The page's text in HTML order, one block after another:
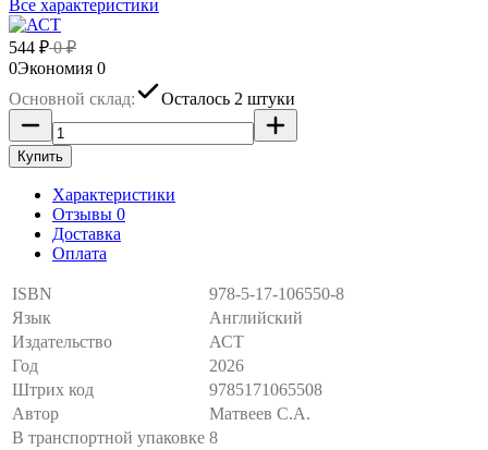
Все характеристики
544 ₽0₽
0Экономия 0
Основной склад:
Осталось 2 штуки
Купить
Характеристики
Отзывы 0
Доставка
Оплата
ISBN
978-5-17-106550-8
Язык
Английский
Издательство
АСТ
Год
2026
Штрих код
9785171065508
Автор
Матвеев С.А.
В транспортной упаковке 8